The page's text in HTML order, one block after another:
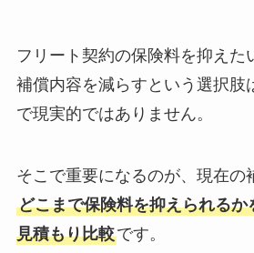
フリート契約の保険料を抑えた
補償内容を減らすという選択肢
で現実的ではありません。
そこで重要になるのが、現在の
どこまで保険料を抑えられるか
見積もり比較です。